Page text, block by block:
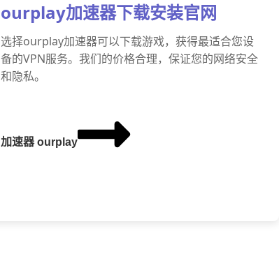
ourplay加速器下载安装官网
选择ourplay加速器可以下载游戏，获得最适合您设
备的VPN服务。我们的价格合理，保证您的网络安全
和隐私。
加速器 ourplay